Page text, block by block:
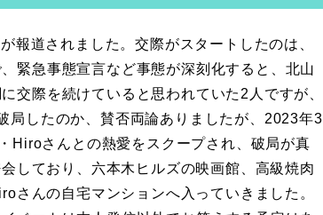
報道されました。交際がスタートしたのは、
緊急事態宣言など事態が深刻化すると、北山
交際を続けていると思われていた2人ですが、
局したのか、賛否両論ありましたが、2023年3
Hiroさんとの熱愛をスクープされ、破局が真
しており、六本木ヒルズの映画館、高級焼肉
さんの自宅マンションへ入っていきました。